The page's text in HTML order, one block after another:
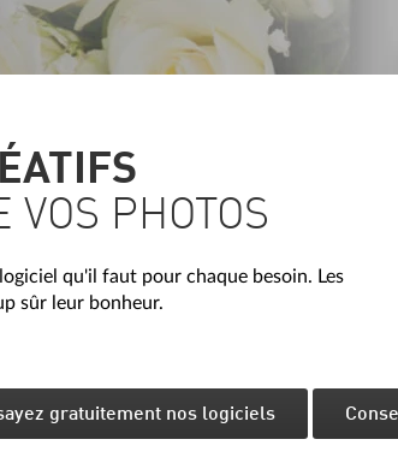
VOS PHOTOS
qu'il faut pour chaque besoin. Les
sûr leur bonheur.
gratuitement nos logiciels